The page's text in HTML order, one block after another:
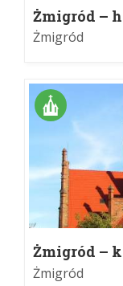
Żmigród –
Żmigród
Żmigród –
Kostki
Żmigród